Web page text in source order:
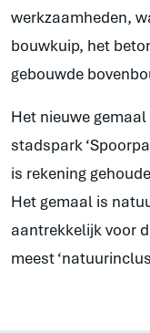
werkzaamheden,
bouwkuip, het
gebouwde
Het nieuwe
stadspark
is rekening
Het gemaal is
aantrekkelijk voor
meest